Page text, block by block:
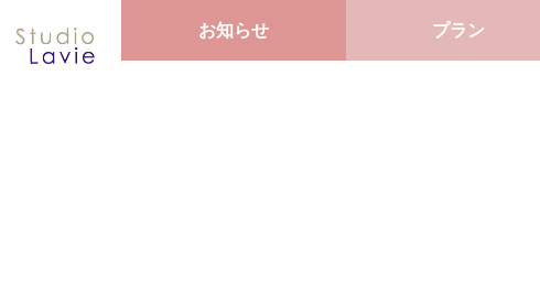
お知らせ プラン